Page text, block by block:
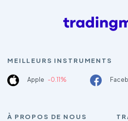
MEILLEURS INSTRUMENTS
Apple -0.11%
À PROPOS DE NOUS